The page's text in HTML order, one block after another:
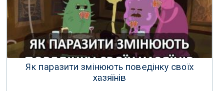
Як паразити змінюють поведінку своїх
хазяїнів